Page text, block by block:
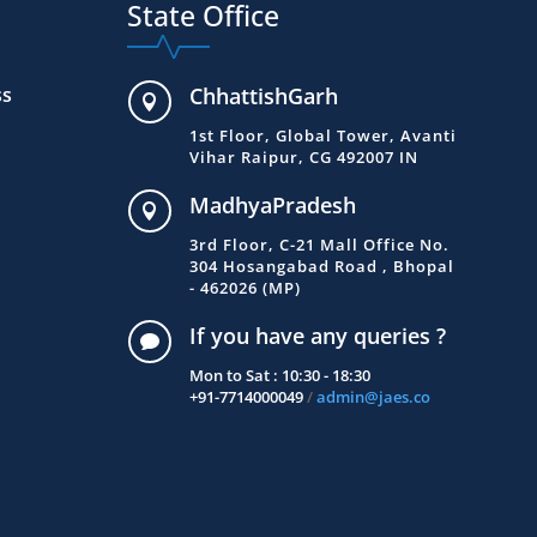
State Office
 ChhattishGarh
1st Floor, Global Tower, Avanti
Vihar Raipur, CG 492007 IN
 MadhyaPradesh
3rd Floor, C-21 Mall Office No.
304 Hosangabad Road , Bhopal
- 462026 (MP)
 If you have any queries ?
Mon to Sat : 10:30 - 18:30
+91-7714000049/admin@jaes.co